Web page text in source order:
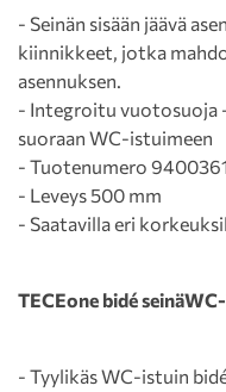
- Seinän sisään jäävä
kiinnikkeet, jotka
asennuksen.
- Integroitu vuotosuoja
suoraan WC-istuimeen
- Tuotenumero
- Leveys 500 mm
- Saatavilla eri
TECEone bidé
- Tyylikäs WC-istuin